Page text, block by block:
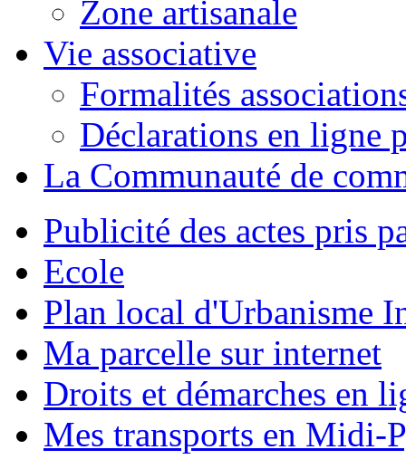
Zone artisanale
Vie associative
Formalités
Déclarations en ligne
La Communauté de
Publicité des actes pris
Ecole
Plan local d'Urbanisme
Ma parcelle sur internet
Droits et démarches en
Mes transports en Midi-